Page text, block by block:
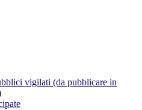
vigilati (da pubblicare in